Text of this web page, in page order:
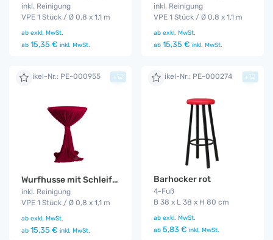
inkl. Reinigung
VPE 1 Stück / Ø 0,8 x 1,1 m
ab exkl. MwSt.
ab 15,35 € inkl. MwSt.
inkl. Reinigung
VPE 1 Stück / Ø 0,8 x 1,1 m
ab exkl. MwSt.
ab 15,35 € inkl. MwSt.
Artikel-Nr.: PE-000955
Wurfhusse mit Schleife bordeaux
inkl. Reinigung
VPE 1 Stück / Ø 0,8 x 1,1 m
ab exkl. MwSt.
ab 15,35 € inkl. MwSt.
+ Artikel-Nr.: PE-000274
Barhocker rot
4-Fuß
B 38 x L 38 x H 80 cm
ab exkl. MwSt.
ab 5,83 € inkl. MwSt.
+